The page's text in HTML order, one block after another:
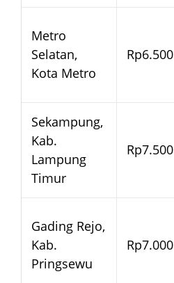
Metro
Selatan,
Kota Metro
Rp6.500
Sekampung,
Kab.
Lampung
Timur
Rp7.500
Gading Rejo,
Kab.
Pringsewu
Rp7.000